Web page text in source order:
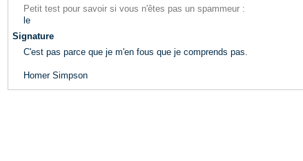
Petit test pour savoir si vous n'êtes pas un spammeur :
le
Signature
C'est pas parce que je m'en fous que je comprends pas.
Homer Simpson